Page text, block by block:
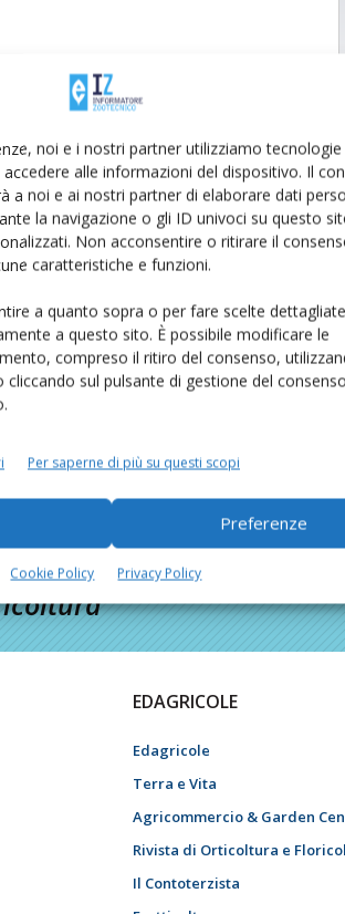
noi e i nostri partner utilizziamo
alle informazioni del dispositivo. Il
a noi e ai nostri partner di elaborare dati
la navigazione o gli ID univoci su questo
Non acconsentire o ritirare il
caratteristiche e funzioni.
a quanto sopra o per fare scelte
a questo sito. È possibile modificare le
compreso il ritiro del consenso,
cliccando sul pulsante di gestione del
Per saperne di più su questi scopi
Preferenze
Cookie Policy Privacy Policy
EDAGRICOLE
Edagricole
Terra e Vita
Agricommercio & Garden
Rivista di Orticoltura e
Il Contoterzista